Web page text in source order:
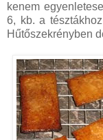
kenem
6, kb. a
Hűtőszekrényben